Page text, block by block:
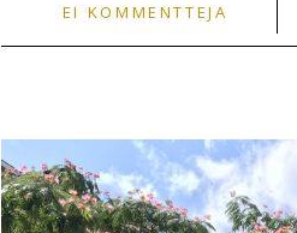
EI KOMMENTTEJA